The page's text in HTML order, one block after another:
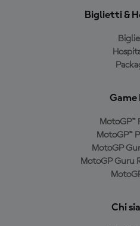
Biglietti &
Game
MotoGP™
MotoGP™
MotoGP
MotoGP Guru
Chi